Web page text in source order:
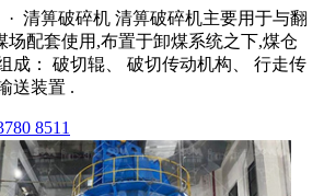
· 清箅破碎机 清箅破碎机主要用于与翻
场配套使用,布置于卸煤系统之下,煤仓
成： 破切辊、 破切传动机构、 行走传
送装置 .
8511